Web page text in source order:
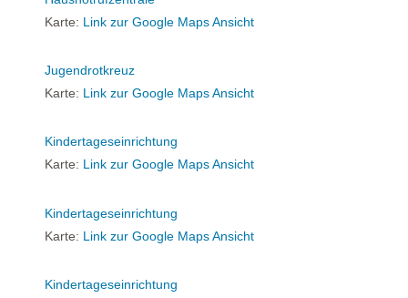
Karte: Link zur Google Maps Ansicht
Jugendrotkreuz
Karte: Link zur Google Maps Ansicht
Kindertageseinrichtung
Karte: Link zur Google Maps Ansicht
Kindertageseinrichtung
Karte: Link zur Google Maps Ansicht
Kindertageseinrichtung